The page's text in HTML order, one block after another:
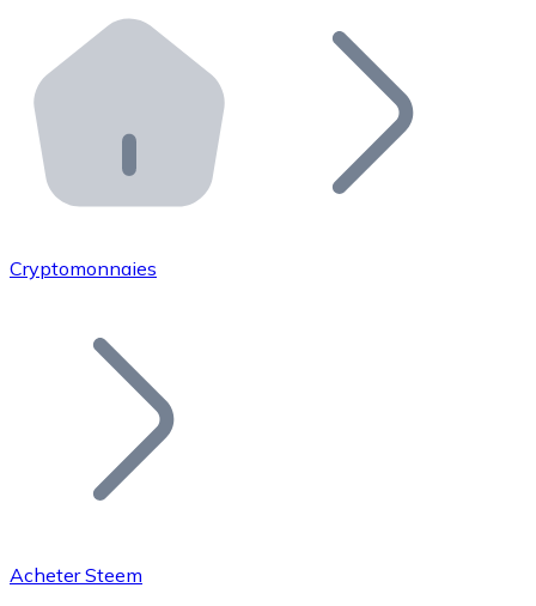
Distributeurs automatiques Bitnovo
Intégrez un ATM Bitnovo dans votre entreprise et
API Bitnovo
Intégrez notre API dans votre écosystème.
Rejoignez notre réseau de distributeurs et
Ajoutez le token de votre projet à notre service
Cryptomonnaies
Acheter Steem